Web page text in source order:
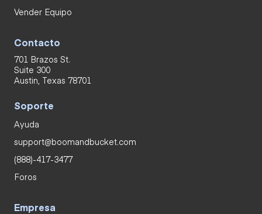
Vender Equipo
Contacto
701 Brazos St.
Suite 300
Austin, Texas 78701
Soporte
Ayuda
support@boomandbucket.com
(888)-417-3477
Foros
Empresa